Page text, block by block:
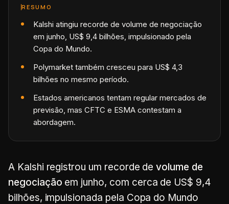
RESUMO
Kalshi atingiu recorde de volume de negociação
em junho, US$ 9,4 bilhões, impulsionado pela
Copa do Mundo.
Polymarket também cresceu para US$ 4,3
bilhões no mesmo período.
Estados americanos tentam regular mercados de
previsão, mas CFTC e ESMA contestam a
abordagem.
A Kalshi registrou um recorde devolume de
negociação em junho, com cerca de US$ 9,4
bilhões, impulsionada pela Copa do Mundo